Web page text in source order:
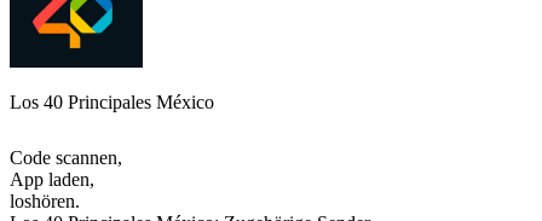
Los 40 Principales México
Code scannen,
App laden,
loshören.